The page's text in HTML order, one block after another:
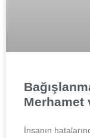
Merhamet
İnsanın